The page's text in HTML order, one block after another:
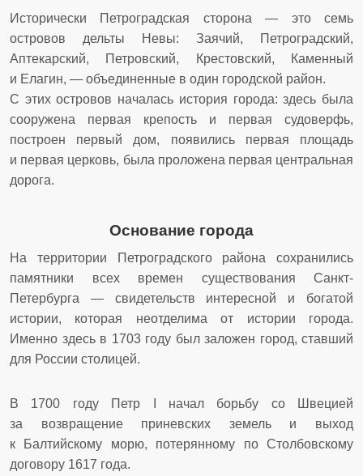
Исторически Петроградская сторона — это семь
островов дельты Невы: Заячий, Петроградский,
Аптекарский, Петровский, Крестовский, Каменный
и Елагин, — объединенные в один городской район.
С этих островов началась история города: здесь была
сооружена первая крепость и первая судоверфь,
построен первый дом, появились первая площадь
и первая церковь, была проложена первая центральная
дорога.
Основание города
На территории Петроградского района сохранились
памятники всех времен существования Санкт-
Петербурга — свидетельств интересной и богатой
истории, которая неотделима от истории города.
Именно здесь в 1703 году был заложен город, ставший
для России столицей.
В 1700 году Петр I начал борьбу со Швецией
за возвращение приневских земель и выход
к Балтийскому морю, потерянному по Столбовскому
договору 1617 года.